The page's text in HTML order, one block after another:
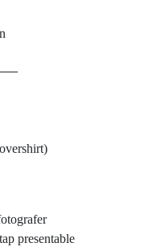
presentable